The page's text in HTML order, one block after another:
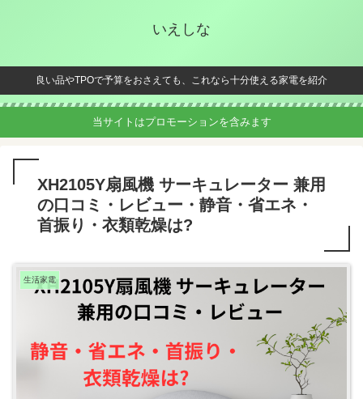
いえしな
良い品やTPOで予算をおさえても、これなら十分使える家電を紹介
当サイトはプロモーションを含みます
XH2105Y扇風機 サーキュレーター 兼用
の口コミ・レビュー・静音・省エネ・
首振り・衣類乾燥は?
生活家電